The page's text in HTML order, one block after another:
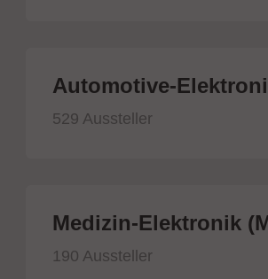
Automotive-
529 Aussteller
Medizin-Elektronik
190 Aussteller